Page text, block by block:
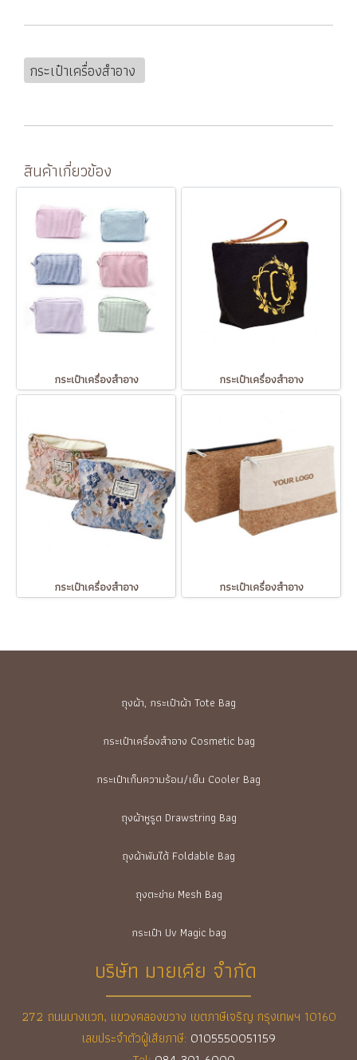
กระเป๋าเครื่องสำอาง
สินค้าเกี่ยวข้อง
กระเป๋าเครื่องสำอาง กระเป๋าเครื่องสำอาง
กระเป๋าเครื่องสำอาง กระเป๋าเครื่องสำอาง
ถุงผ้า, กระเป๋าผ้า Tote Bag
กระเป๋าเครื่องสำอาง Cosmetic bag
กระเป๋าเก็บความร้อน/เย็น Cooler Bag
ถุงผ้าหูรูด Drawstring Bag
ถุงผ้าพับได้ Foldable Bag
ถุงตะข่าย Mesh Bag
กระเป๋า Uv Magic bag
บริษัท มายเคีย จำกัด
272 ถนนบางแวก, แขวงคลองขวาง เขตภาษีเจริญ กรุงเทพฯ 10160
เลขประจำตัวผู้เสียภาษี: 0105550051159